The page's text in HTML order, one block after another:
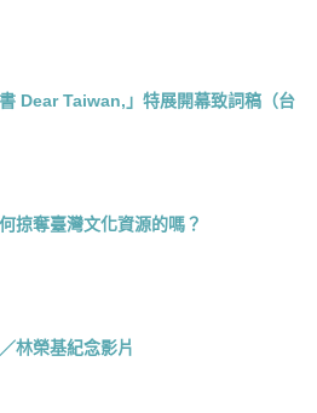
書 Dear Taiwan,」特展開幕致詞稿（台
掠奪臺灣文化資源的嗎？
林榮基紀念影片